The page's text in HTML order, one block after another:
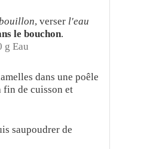
, verser l'eau
le bouchon.
g Eau
dans une poêle
fin de cuisson et
saupoudrer de